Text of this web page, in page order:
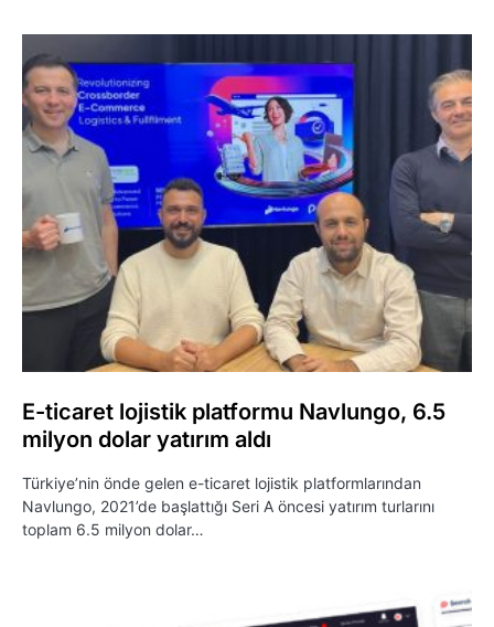
E-ticaret lojistik platformu Navlungo, 6.5
milyon dolar yatırım aldı
Türkiye’nin önde gelen e-ticaret lojistik platformlarından
Navlungo, 2021’de başlattığı Seri A öncesi yatırım turlarını
toplam 6.5 milyon dolar…